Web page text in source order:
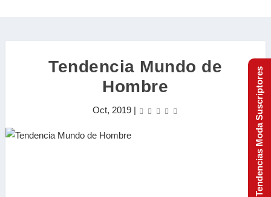
Tendencia Mundo de
Hombre
Oct, 2019| Tendencias Moda Suscriptores